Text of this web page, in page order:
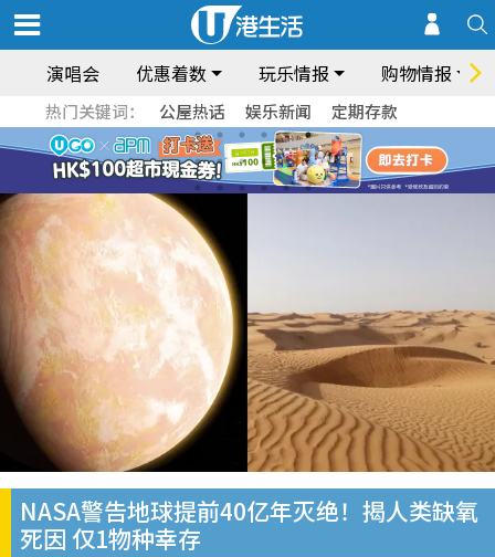
演唱会 优惠着数 玩乐情报 购物情报
热门关键词： 公屋热话 娱乐新闻 定期存款
NASA警告地球提前40亿年灭绝！揭人类缺氧
死因 仅1物种幸存